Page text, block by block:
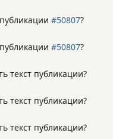
#50807?
#50807?
текст публикации?
текст публикации?
текст публикации?